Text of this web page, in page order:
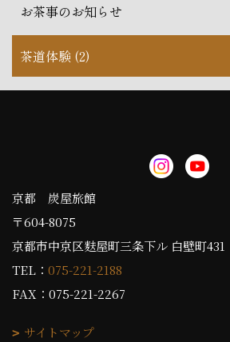
お茶事のお知らせ
茶道体験 (2)
京都 炭屋旅館
〒604-8075
京都市中京区麩屋町三条下ル 白壁町431
TEL： 075-221-2188
FAX：075-221-2267
サイトマップ